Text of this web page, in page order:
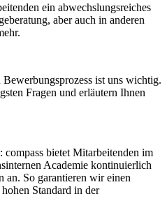
ein abwechslungsreiches
aber auch in anderen
Bewerbungsprozess ist uns wichtig.
Fragen und erläutern Ihnen
compass bietet Mitarbeitenden im
Academie kontinuierlich
an. So garantieren wir einen
Standard in der